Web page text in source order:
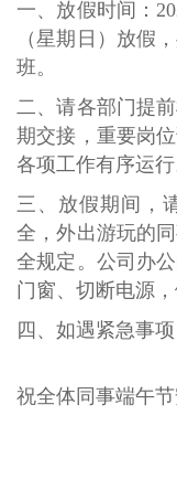
一、放假时间：
（星期日）放假
班。
二、请各部门提
期交接，重要岗
各项工作有序运行
三、放假期间，
全，外出游玩的
全规定。公司办
门窗、切断电源
四、如遇紧急事
祝全体同事端午